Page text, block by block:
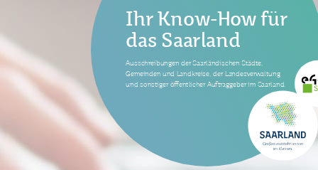
Ihr Know-How für
das Saarland
Ausschreibungen der Saarländischen Städte,
Gemeinden und Landkreise, der Landesverwaltung
und sonstiger öffentlicher Auftraggeber im Saarland.